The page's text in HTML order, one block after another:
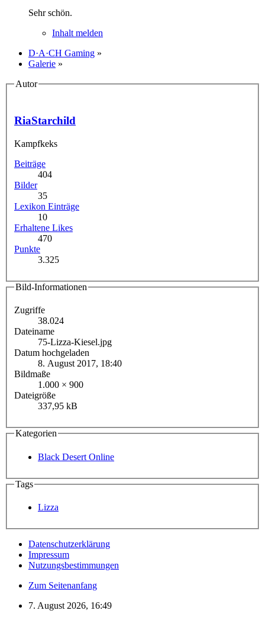
Sehr schön.
Inhalt melden
D·A·CH Gaming »
Galerie »
Autor
RiaStarchild
Kampfkeks
Beiträge
404
Bilder
35
Lexikon Einträge
10
Erhaltene Likes
470
Punkte
3.325
Bild-Informationen
Zugriffe
38.024
Dateiname
75-Lizza-Kiesel.jpg
Datum hochgeladen
8. August 2017, 18:40
Bildmaße
1.000 × 900
Dateigröße
337,95 kB
Kategorien
Black Desert Online
Tags
Lizza
Datenschutzerklärung
Impressum
Nutzungsbestimmungen
Zum Seitenanfang
7. August 2026, 16:49